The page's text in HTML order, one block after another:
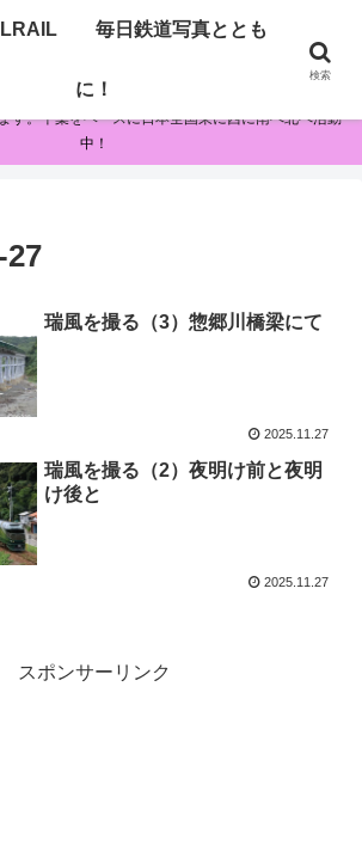
毎日鉄道写真とともに！
す。千葉をベースに日本全国東に西に南へ北へ活動
中！
27
瑞風を撮る（3）惣郷川橋梁にて
2025.11.27
瑞風を撮る（2）夜明け前と夜明
け後と
2025.11.27
スポンサーリンク
毎日鉄道写真ととも
に！
検索